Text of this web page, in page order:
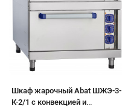
Шкаф жарочный Abat ШЖЭ-3-
К-2/1 с конвекцией и